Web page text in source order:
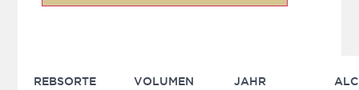
REBSORTE VOLUMEN JAHR